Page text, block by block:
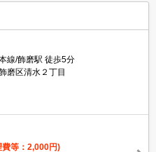
線/飾磨駅 徒歩5分
磨区清水２丁目
費等：2,000円)